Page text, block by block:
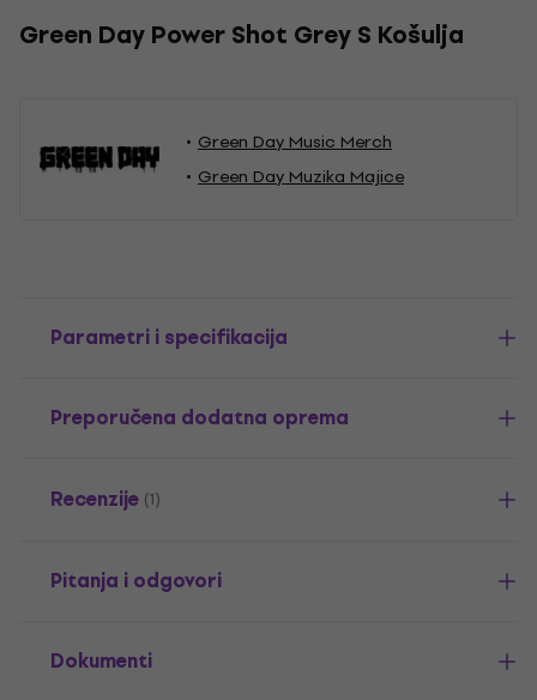
Green Day Power Shot Grey S Košulja
Green Day Music Merch
Green Day Muzika Majice
Parametri i specifikacija
Preporučena dodatna oprema
Recenzije (1)
Pitanja i odgovori
Dokumenti